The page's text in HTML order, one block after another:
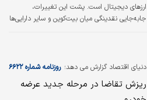
ارزهای دیجیتال است. پشت این تغییرات،
جابه‌جایی نقدینگی میان بیت‌کوین و سایر دارایی‌ها
دنیای اقتصاد گزارش می دهد؛ روزنامه شماره ۶۶۲۲
ریزش تقاضا در مرحله جدید عرضه